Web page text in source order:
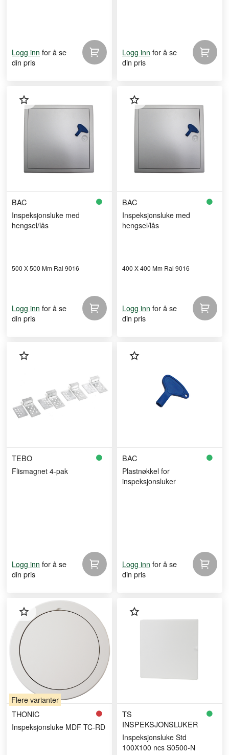
Logg inn for å se
din pris
Logg inn for å se
din pris
BAC
Inspeksjonsluke med
hengsel/lås
500 X 500 Mm Ral 9016
Logg inn for å se
din pris
BAC
Inspeksjonsluke med
hengsel/lås
400 X 400 Mm Ral 9016
Logg inn for å se
din pris
TEBO
Flismagnet 4-pak
Logg inn for å se
din pris
BAC
Plastnøkkel for
inspeksjonsluker
Logg inn for å se
din pris
Flere varianter
THONIC
Inspeksjonsluke MDF TC-RD
TS
INSPEKSJONSLUKER
Inspeksjonsluke Std
100X100 ncs S0500-N